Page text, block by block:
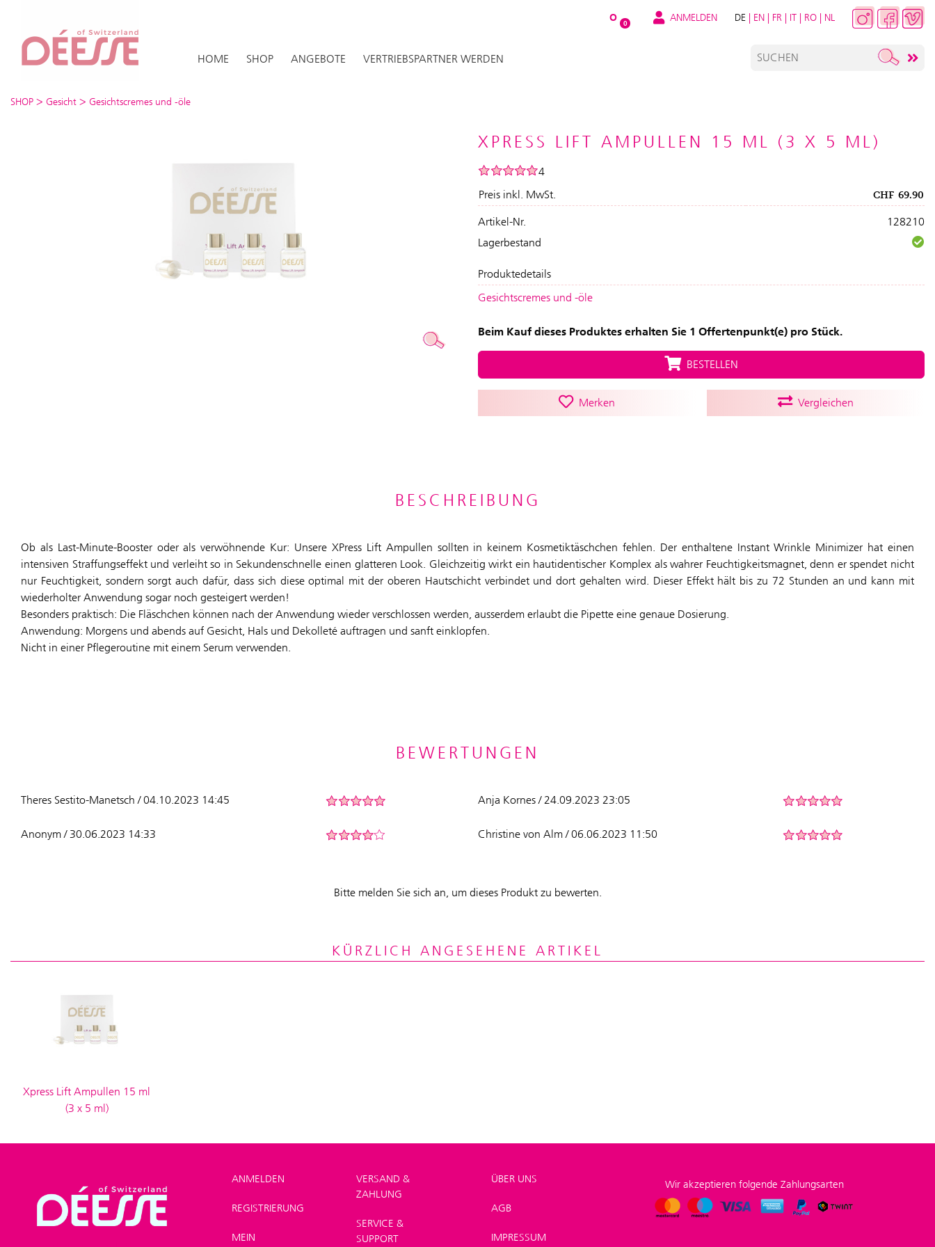
O 0 ANMELDEN DE | EN | FR | IT | RO | NL
HOME SHOP ANGEBOTE VERTRIEBSPARTNER WERDEN
SHOP > Gesicht > Gesichtscremes und -öle
XPRESS LIFT AMPULLEN 15 ML (3 X 5 ML)
4
Preis inkl. MwSt.
CHF 69.90
Artikel-Nr.
128210
Lagerbestand
Produktedetails
Gesichtscremes und -öle
Beim Kauf dieses Produktes erhalten Sie 1 Offertenpunkt(e) pro Stück.
BESTELLEN
Merken Vergleichen
BESCHREIBUNG
Ob als Last-Minute-Booster oder als verwöhnende Kur: Unsere XPress Lift Ampullen sollten in keinem Kosmetiktäschchen fehlen. Der enthaltene Instant Wrinkle Minimizer hat einen
intensiven Straffungseffekt und verleiht so in Sekundenschnelle einen glatteren Look. Gleichzeitig wirkt ein hautidentischer Komplex als wahrer Feuchtigkeitsmagnet, denn er spendet nicht
nur Feuchtigkeit, sondern sorgt auch dafür, dass sich diese optimal mit der oberen Hautschicht verbindet und dort gehalten wird. Dieser Effekt hält bis zu 72 Stunden an und kann mit
wiederholter Anwendung sogar noch gesteigert werden!
Besonders praktisch: Die Fläschchen können nach der Anwendung wieder verschlossen werden, ausserdem erlaubt die Pipette eine genaue Dosierung.
Anwendung: Morgens und abends auf Gesicht, Hals und Dekolleté auftragen und sanft einklopfen.
Nicht in einer Pflegeroutine mit einem Serum verwenden.
BEWERTUNGEN
Theres Sestito-Manetsch / 04.10.2023 14:45 Anja Kornes / 24.09.2023 23:05
Anonym / 30.06.2023 14:33 Christine von Alm / 06.06.2023 11:50
Bitte melden Sie sich an, um dieses Produkt zu bewerten.
KÜRZLICH ANGESEHENE ARTIKEL
Xpress Lift Ampullen 15 ml
(3 x 5 ml)
ANMELDEN
REGISTRIERUNG
MEIN
VERSAND &
ZAHLUNG
SERVICE &
SUPPORT
ÜBER UNS
AGB
IMPRESSUM
Wir akzeptieren folgende Zahlungsarten